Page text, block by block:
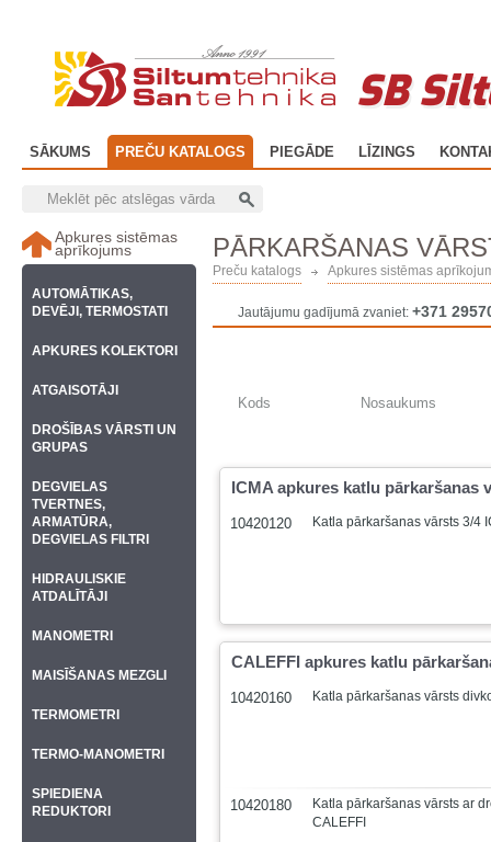
SB
SĀKUMS PREČU KATALOGS PIEGĀDE LĪZINGS
PĀRKARŠANAS
Preču katalogs Apkures sistēmas
Jautājumu gadījumā zvaniet: +371
Kods Nosaukums
ICMA apkures katlu pārkaršanas
10420120 Katla pārkaršanas vārsts 3/4
CALEFFI apkures katlu
10420160 Katla pārkaršanas vārsts
10420180
Katla pārkaršanas vārsts ar
CALEFFI
Apkures sistēmas
aprīkojums
AUTOMĀTIKAS,
DEVĒJI, TERMOSTATI
APKURES KOLEKTORI
ATGAISOTĀJI
DROŠĪBAS VĀRSTI UN
GRUPAS
DEGVIELAS
TVERTNES,
ARMATŪRA,
DEGVIELAS FILTRI
HIDRAULISKIE
ATDALĪTĀJI
MANOMETRI
MAISĪŠANAS MEZGLI
TERMOMETRI
TERMO-MANOMETRI
SPIEDIENA
REDUKTORI